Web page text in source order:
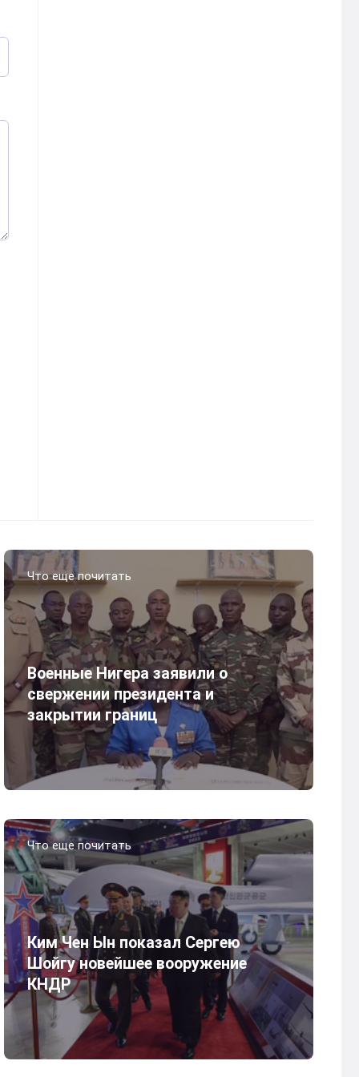
Что еще почитать
Военные Нигера заявили о
свержении президента и
закрытии границ
Что еще почитать
Ким Чен Ын показал Сергею
Шойгу новейшее вооружение
КНДР